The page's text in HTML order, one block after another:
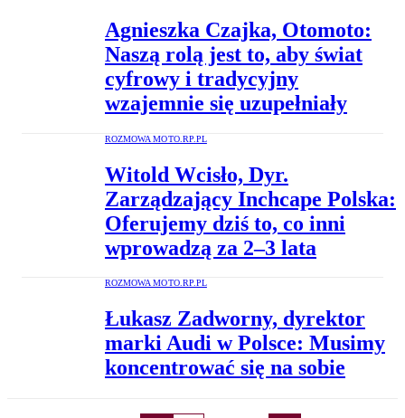
Agnieszka Czajka, Otomoto:
Naszą rolą jest to, aby świat
cyfrowy i tradycyjny
wzajemnie się uzupełniały
ROZMOWA MOTO.RP.PL
Witold Wcisło, Dyr.
Zarządzający Inchcape Polska:
Oferujemy dziś to, co inni
wprowadzą za 2–3 lata
ROZMOWA MOTO.RP.PL
Łukasz Zadworny, dyrektor
marki Audi w Polsce: Musimy
koncentrować się na sobie